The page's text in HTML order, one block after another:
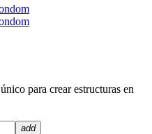
para crear estructuras en
add